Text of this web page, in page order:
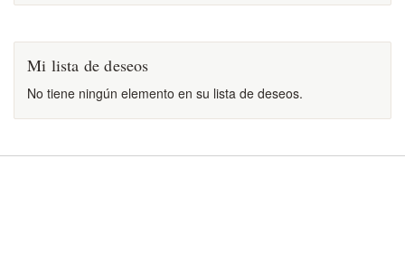
Mi lista de deseos
No tiene ningún elemento en su lista de deseos.